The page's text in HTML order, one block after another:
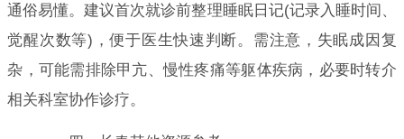
通俗易懂。建议首次就诊前整理睡眠日记(记录入睡时间、
觉醒次数等)，便于医生快速判断。需注意，失眠成因复
杂，可能需排除甲亢、慢性疼痛等躯体疾病，必要时转介
相关科室协作诊疗。